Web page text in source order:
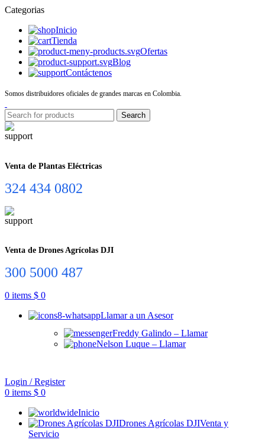
Categorias
Inicio
Tienda
Ofertas
Blog
Contáctenos
Somos distribuidores oficiales de grandes marcas en Colombia.
Search
Venta de Plantas Eléctricas
324 434 0802
Venta de Drones Agrícolas DJI
300 5000 487
0 items $ 0
Llamar a un Asesor
Freddy Galindo – Llamar
Nelson Luque – Llamar
Login / Register
0 items $ 0
Inicio
Drones Agrícolas DJIVenta y
Servicio